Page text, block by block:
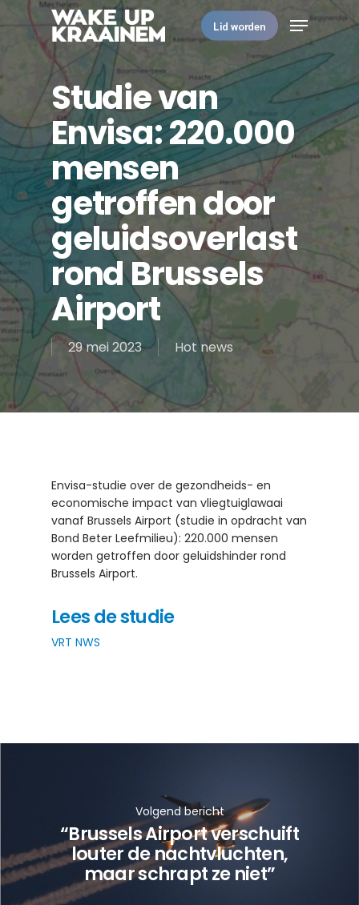
to
Lid worden Menu
Studie van
Envisa: 220.000
mensen
getroffen door
geluidsoverlast
rond Brussels
Airport
29 mei 2023 Hot news
Envisa-studie over de gezondheids- en
economische impact van vliegtuiglawaai
vanaf Brussels Airport (studie in opdracht van
Bond Beter Leefmilieu): 220.000 mensen
worden getroffen door geluidshinder rond
Brussels Airport.
Lees de studie
VRT NWS
Volgend bericht
“Brussels Airport verschuift
louter de nachtvluchten,
maar schrapt ze niet”
Menu